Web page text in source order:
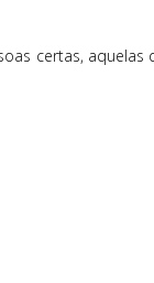
certas,